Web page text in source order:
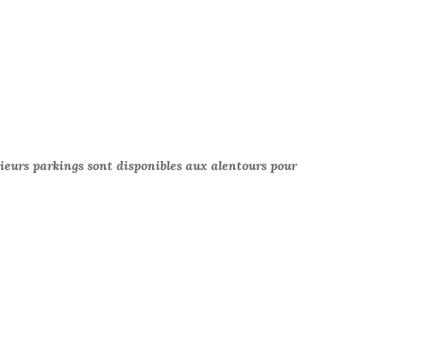
parkings sont disponibles aux alentours pour